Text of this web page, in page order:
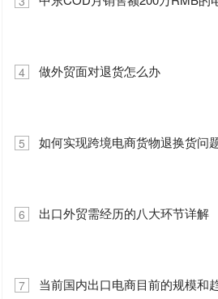
4 做外贸面对退货怎么办
5 如何实现跨境电商货物退换货问
6 出口外贸需经历的八大环节详解
7 当前国内出口电商目前的规模和